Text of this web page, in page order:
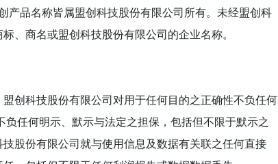
品名称皆属盟创科技股份有限公司所有。未经盟创科
、商名或盟创科技股份有限公司的企业名称。
创科技股份有限公司对用于任何目的之正确性不负任何
任何明示、默示与法定之担保，包括但不限于默示之
股份有限公司就与使用信息及数据有关联之任何直接